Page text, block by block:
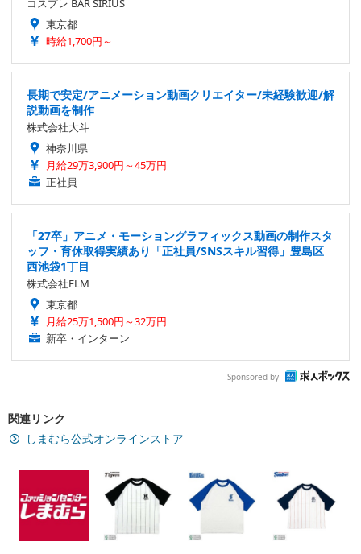
コスプレ BAR SIRIUS
東京都
時給1,700円～
長期で安定/アニメーション動画クリエイター/未経験歓迎/解
説動画を制作
株式会社大斗
神奈川県
月給29万3,900円～45万円
正社員
「27卒」アニメ・モーショングラフィックス動画の制作スタ
ッフ・育休取得実績あり「正社員/SNSスキル習得」豊島区
西池袋1丁目
株式会社ELM
東京都
月給25万1,500円～32万円
新卒・インターン
Sponsored by
関連リンク
しまむら公式オンラインストア